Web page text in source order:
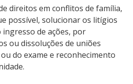
direitos em conflitos de família,
possível, solucionar os litígios
ingresso de ações, por
ou dissoluções de uniões
do exame e reconhecimento